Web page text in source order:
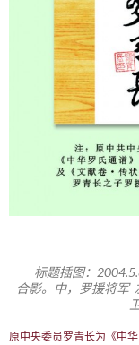
标题插图：
合影。中，罗援将军
原中央委员罗青长为《中